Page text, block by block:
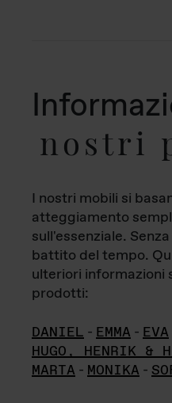
nostri
I nostri mobili si
atteggiamento
sull'essenziale.
battito del tempo.
ulteriori informazioni
prodotti:
DANIEL - EMMA - EVA
HUGO, HENRIK &
MARTA - MONIKA -